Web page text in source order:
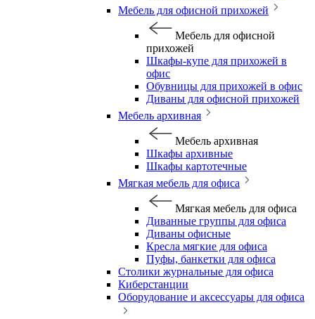
Мебель для офисной прихожей
Мебель для офисной
прихожей
Шкафы-купе для прихожей в
офис
Обувницы для прихожей в офис
Диваны для офисной прихожей
Мебель архивная
Мебель архивная
Шкафы архивные
Шкафы картотечные
Мягкая мебель для офиса
Мягкая мебель для офиса
Диванные группы для офиса
Диваны офисные
Кресла мягкие для офиса
Пуфы, банкетки для офиса
Столики журнальные для офиса
Киберстанции
Оборудование и аксессуары для офиса